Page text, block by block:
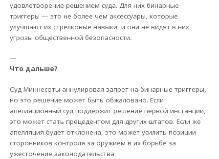
удовлетворение решением суда. Для них бинарные
триггеры — это не более чем аксессуары, которые
улучшают их стрелковые навыки, и они не видят в них
угрозы общественной безопасности.
—
Что дальше?
Суд Миннесоты аннулировал запрет на бинарные триггеры,
но это решение может быть обжаловано. Если
апелляционный суд поддержит решение первой инстанции,
это может стать прецедентом для других штатов. Если же
апелляция будет отклонена, это может усилить позиции
сторонников контроля за оружием в их борьбе за
ужесточение законодательства.